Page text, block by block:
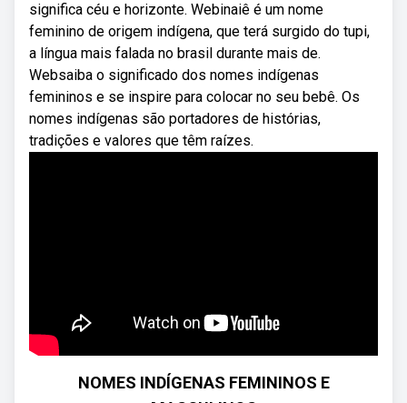
significa céu e horizonte. Webinaiê é um nome
feminino de origem indígena, que terá surgido do tupi,
a língua mais falada no brasil durante mais de.
Websaiba o significado dos nomes indígenas
femininos e se inspire para colocar no seu bebê. Os
nomes indígenas são portadores de histórias,
tradições e valores que têm raízes.
NOMES INDÍGENAS FEMININOS E